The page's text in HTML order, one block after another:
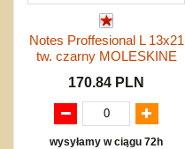
Notes Proffesional L 13x21
tw. czarny MOLESKINE
170.84 PLN
wysyłamy w ciągu 72h